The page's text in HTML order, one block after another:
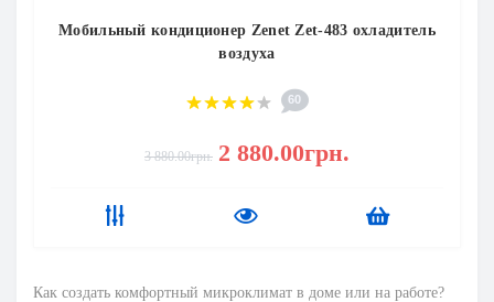
Мобильный кондиционер Zenet Zet-483 охладитель
воздуха
60
3 880.00грн. 2 880.00грн.
Как создать комфортный микроклимат в доме или на работе?